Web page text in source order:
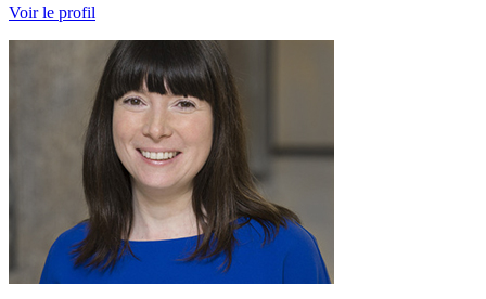
Voir le profil